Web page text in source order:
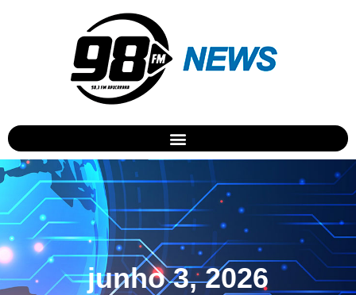
junho 3, 2026